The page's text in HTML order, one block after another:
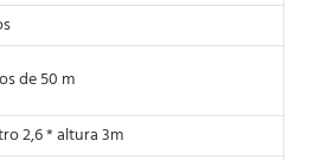
de 50 m
2,6 * altura 3m